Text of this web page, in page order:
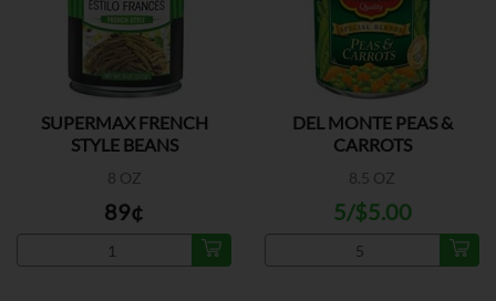
SUPERMAX FRENCH
STYLE BEANS
8 OZ
89¢
DEL MONTE PEAS &
CARROTS
8.5 OZ
5/$5.00